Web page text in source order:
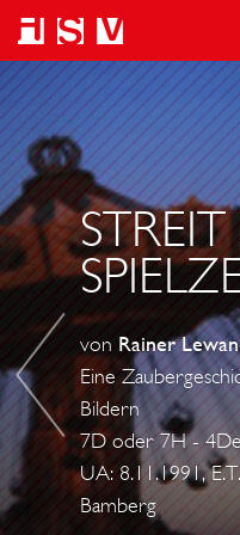
S
T
A
U
F
F
E
N
E
R
von Rainer
Eine
Bildern
7D oder 7H -
UA: 8.11.1991,
Bamberg